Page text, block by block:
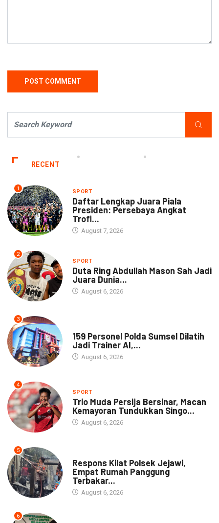
RECENT
1 SPORT
Daftar Lengkap Juara Piala
Presiden: Persebaya Angkat
Trofi...
August 7, 2026
2
SPORT
Duta Ring Abdullah Mason Sah Jadi
Juara Dunia...
August 6, 2026
3
159 Personel Polda Sumsel Dilatih
Jadi Trainer AI,...
August 6, 2026
4
SPORT
Trio Muda Persija Bersinar, Macan
Kemayoran Tundukkan Singo...
August 6, 2026
5
Respons Kilat Polsek Jejawi,
Empat Rumah Panggung
Terbakar...
August 6, 2026
6